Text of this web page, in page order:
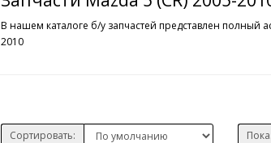
В нашем каталоге б/у запчастей представлен полный
2010
Сортировать: